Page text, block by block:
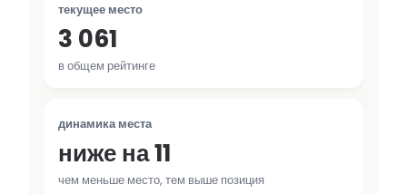
текущее место
3 061
в общем рейтинге
динамика места
ниже на 11
чем меньше место, тем выше позиция